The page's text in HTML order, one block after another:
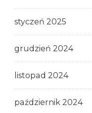
styczeń 2025
grudzień 2024
listopad 2024
październik 2024